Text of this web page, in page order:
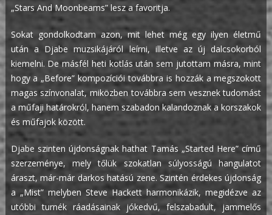
„Stars And Moonbeams” lesz a favoritja.
Sokat gondolkodtam azon, mit lehet még egy ilyen életmű
után a Djabe muzsikájáról leírni, illetve az új dalcsokorból
kiemelni. De másfél heti kotlás után sem jutottam másra, mint
hogy a „Before” kompozíciói továbbra is hozzák a megszokott
magas színvonalat, miközben továbbra sem vesznek tudomást
a műfaji határokról, hanem szabadon kalandoznak a korszakok
és műfajok között.
Djabe szinten újdonságnak hathat Tamás „Started Here” című
szerzeménye, mely tőlük szokatlan súlyosságú hangulatot
áraszt, már-már darkos hatású zene. Szintén érdekes újdonság
a „Mist” melyben Steve Hackett harmonikázik, megidézve az
utóbbi turnék ráadásainak jókedvű, felszabadult, jammelős